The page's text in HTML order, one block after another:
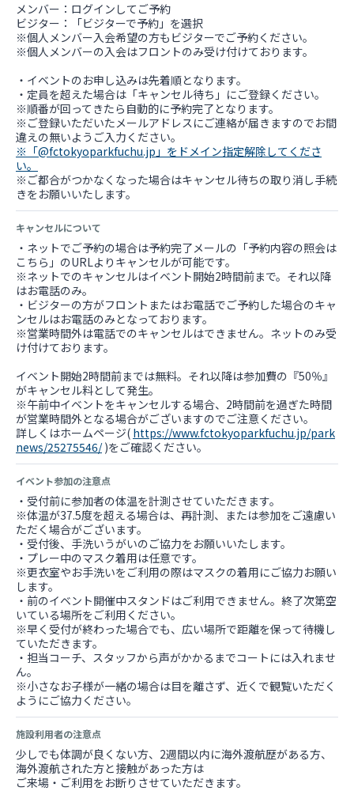
メンバー：ログインしてご予約
ビジター：「ビジターで予約」を選択
※個人メンバー入会希望の方もビジターでご予約ください。
※個人メンバーの入会はフロントのみ受け付けております。
・イベントのお申し込みは先着順となります。
・定員を超えた場合は「キャンセル待ち」にご登録ください。
※順番が回ってきたら自動的に予約完了となります。
※ご登録いただいたメールアドレスにご連絡が届きますのでお間
※「@fctokyoparkfuchu.jp」をドメイン指定解除してくださ
い。
※ご都合がつかなくなった場合はキャンセル待ちの取り消し手続
きをお願いいたします。
キャンセルについて
・ネットでご予約の場合は予約完了メールの「予約内容の照会は
こちら」のURLよりキャンセルが可能です。
※ネットでのキャンセルはイベント開始2時間前まで。それ以降
はお電話のみ。
・ビジターの方がフロントまたはお電話でご予約した場合のキャ
ンセルはお電話のみとなっております。
※営業時間外は電話でのキャンセルはできません。ネットのみ受
け付けております。
イベント開始2時間前までは無料。それ以降は参加費の『50％』
がキャンセル料として発生。
※午前中イベントをキャンセルする場合、2時間前を過ぎた時間
が営業時間外となる場合がございますのでご注意ください。
詳しくはホームページ( https://www.fctokyoparkfuchu.jp/park
news/25275546/)をご確認ください。
イベント参加の注意点
・受付前に参加者の体温を計測させていただきます。
※体温が37.5度を超える場合は、再計測、または参加をご遠慮い
ただく場合がございます。
・受付後、手洗いうがいのご協力をお願いいたします。
・プレー中のマスク着用は任意です。
※更衣室やお手洗いをご利用の際はマスクの着用にご協力お願い
します。
・前のイベント開催中スタンドはご利用できません。終了次第空
いている場所をご利用ください。
※早く受付が終わった場合でも、広い場所で距離を保って待機し
ていただきます。
・担当コーチ、スタッフから声がかかるまでコートには入れませ
ん。
※小さなお子様が一緒の場合は目を離さず、近くで観覧いただく
ようにご協力ください。
施設利用者の注意点
少しでも体調が良くない方、2週間以内に海外渡航歴がある方、
海外渡航された方と接触があった方は
ご来場・ご利用をお断りさせていただきます。